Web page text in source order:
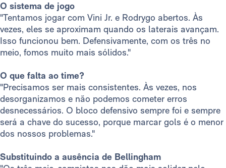
O sistema de jogo
"Tentamos jogar com Vini Jr. e Rodrygo abertos. Às
vezes, eles se aproximam quando os laterais avançam.
Isso funcionou bem. Defensivamente, com os três no
meio, fomos muito mais sólidos."
O que falta ao time?
"Precisamos ser mais consistentes. Às vezes, nos
desorganizamos e não podemos cometer erros
desnecessários. O bloco defensivo sempre foi e sempre
será a chave do sucesso, porque marcar gols é o menor
dos nossos problemas."
Substituindo a ausência de Bellingham